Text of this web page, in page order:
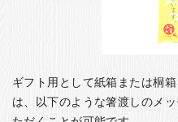
ギフト用として紙箱または桐
は、以下のような箸渡しのメ